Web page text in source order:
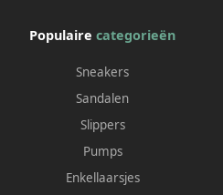
Populaire categorieën
Sneakers
Sandalen
Slippers
Pumps
Enkellaarsjes